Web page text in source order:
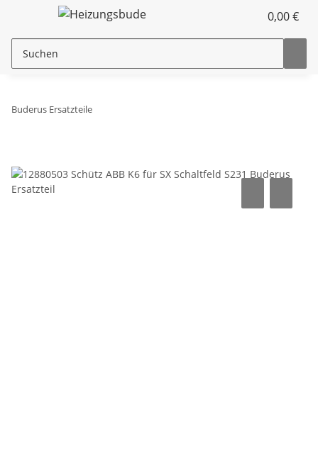
0,00 €
Buderus Ersatzteile